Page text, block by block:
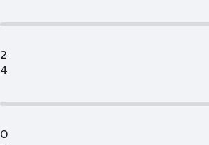
2
4
0